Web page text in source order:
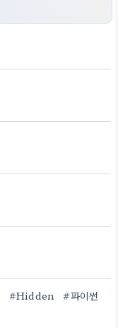
#Hidden
#파이썬